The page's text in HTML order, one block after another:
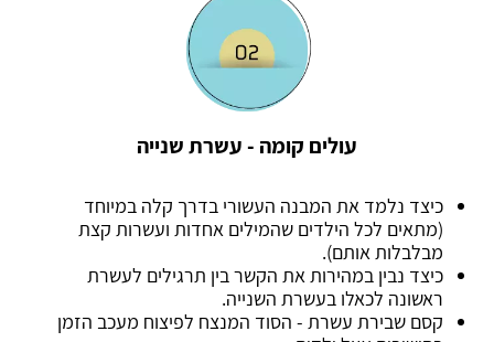
עולים קומה - עשרת שנייה
כיצד נלמד את המבנה העשורי בדרך קלה במיוחד
(מתאים לכל הילדים שהמילים אחדות ועשרות קצת
מבלבלות אותם).
כיצד נבין במהירות את הקשר בין תרגילים לעשרת
ראשונה לכאלו בעשרת השנייה.
קסם שבירת עשרת - הסוד המנצח לפיצוח מעכב הזמן